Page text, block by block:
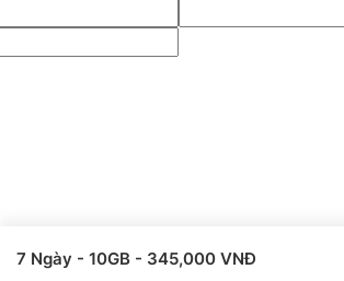
7 Ngày - 10GB - 345,000 VNĐ